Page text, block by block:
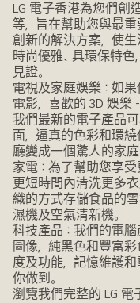
LG 電子香港為您們創
等，旨在幫助您與最
創新的解決方案，使
時尚優雅、具環保特
見證。
電視及家庭娛樂：如
電影，喜歡的 3D 娛
我們最新的電子產品
面，逼真的色彩和環
廳變成一個驚人的家庭
家電：為了幫助您享
更短時間內清洗更多
織的方式存儲食品的
濕機及空氣清新機。
科技產品：我們的電
圖像，純黑色和豐富
度及功能，記憶維護
你做到。
瀏覽我們完整的 LG 電